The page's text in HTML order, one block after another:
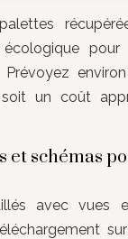
pour
Prévoyez
soit un coût
et schémas
avec vues